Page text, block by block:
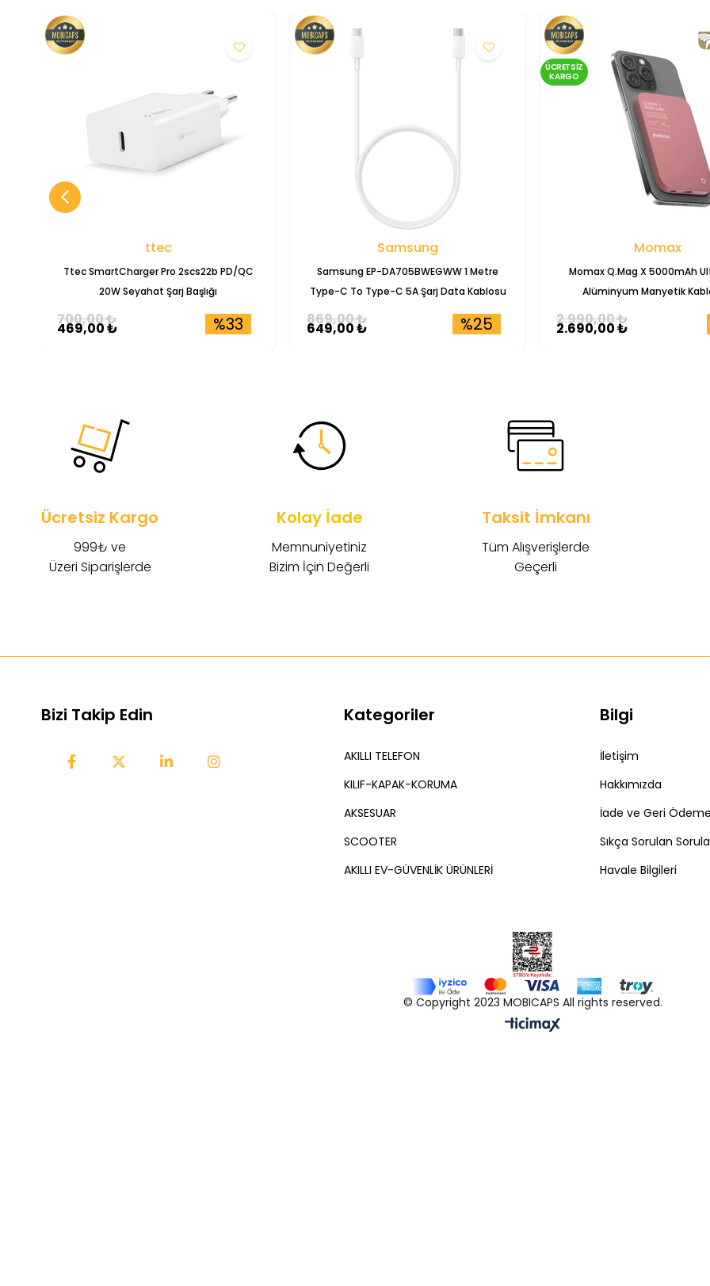
ttec
Ttec SmartCharger Pro 2scs22b PD/QC
20W Seyahat Şarj Başlığı
%33
469,00 ₺
700,00 ₺
Samsung
Samsung EP-DA705BWEGWW 1 Metre
Type-C To Type-C 5A Şarj Data Kablosu
%25
649,00 ₺
869,00 ₺
Momax
Momax Q.Mag X 5000mAh
Alüminyum Manyetik
ÜCRETSIZ
KARGO
2.690,00 ₺
2.990,00 ₺
Ücretsiz Kargo
999₺ ve
Üzeri Siparişlerde
Kolay İade
Memnuniyetiniz
Bizim İçin Değerli
Taksit İmkanı
Tüm Alışverişlerde
Geçerli
Bizi Takip Edin Kategoriler
AKILLI TELEFON
KILIF-KAPAK-KORUMA
AKSESUAR
SCOOTER
AKILLI EV-GÜVENLİK ÜRÜNLERİ
Bilgi
İletişim
Hakkımızda
İade ve Geri
Sıkça Sorulan
Havale Bilgileri
© Copyright 2023 MOBICAPS All rights reserved.